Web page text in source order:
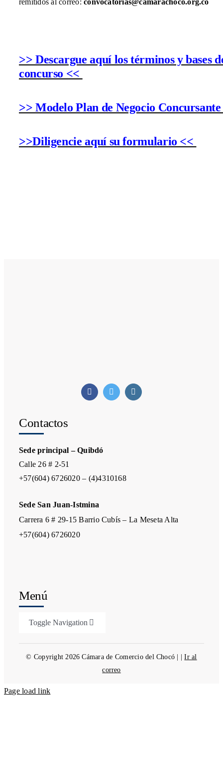
remitidos al correo:convocatorias@camarachoco.org.co
>> Descargue aquí los términos y bases
concurso <<
>> Modelo Plan de Negocio
>>Diligencie aquí su formulario <<
Contactos
Sede principal – Quibdó
Calle 26 # 2-51
+57(604) 6726020 – (4)4310168
Sede San Juan-Istmina
Carrera 6 # 29-15 Barrio Cubís – La Meseta Alta
+57(604) 6726020
Menú
Toggle Navigation
© Copyright 2026 Cámara de Comercio del Chocó | |Ir al
correo
Page load link